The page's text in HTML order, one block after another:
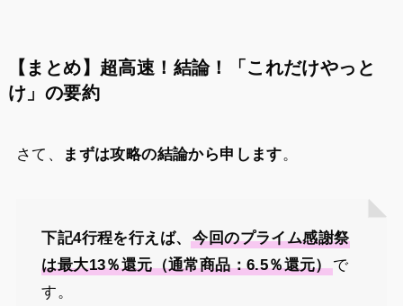
【まとめ】超高速！結論！「これだけやっと
け」の要約
さて、 まずは攻略の結論から申します。
下記4行程を行えば、今回のプライム感謝祭
は最大13％還元（通常商品：6.5％還元）で
す。